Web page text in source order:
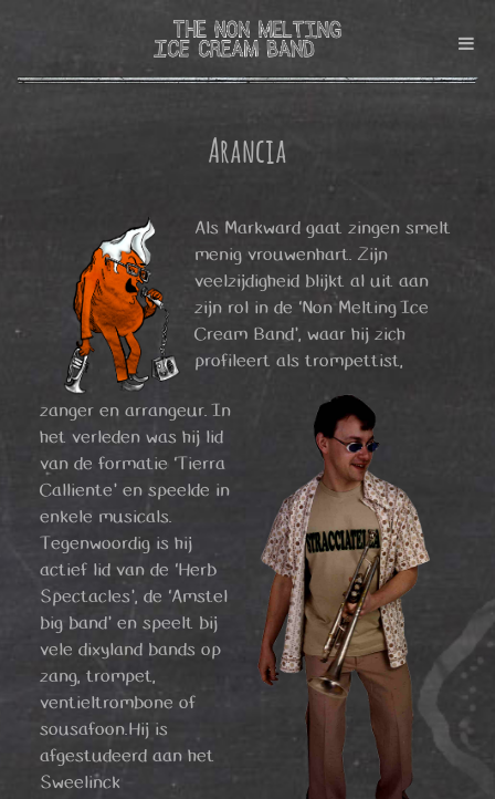
Arancia
Als Markward gaat zingen smelt
menig vrouwenhart. Zijn
veelzijdigheid blijkt al uit aan
zijn rol in de ‘Non Melting Ice
Cream Band’, waar hij zich
profileert als trompettist,
zanger en arrangeur. In
het verleden was hij lid
van de formatie ‘Tierra
Calliente’ en speelde in
enkele musicals.
Tegenwoordig is hij
actief lid van de ‘Herb
Spectacles’, de ‘Amstel
big band’ en speelt bij
vele dixyland bands op
zang, trompet,
ventieltrombone of
sousafoon.Hij is
afgestudeerd aan het
Sweelinck